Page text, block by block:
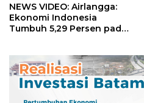
NEWS VIDEO: Airlangga:
Ekonomi Indonesia
Tumbuh 5,29 Persen pada